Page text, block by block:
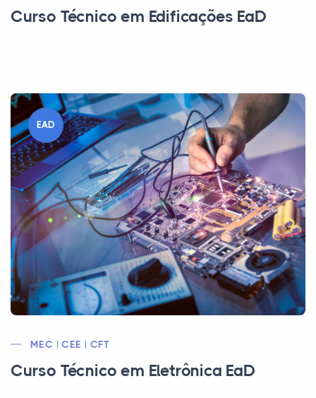
Curso Técnico em Edificações EaD
EAD
MEC | CEE | CFT
Curso Técnico em Eletrônica EaD